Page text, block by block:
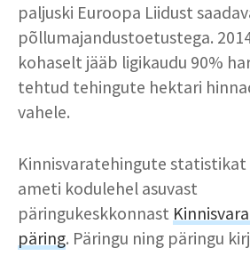
paljuski Euroopa Liidust
põllumajandustoetustega.
kohaselt jääb ligikaudu 90%
tehtud tehingute hektari
vahele.
Kinnisvaratehingute statistikat
ameti kodulehel asuvast
päringukeskkonnast
päring. Päringu ning päringu